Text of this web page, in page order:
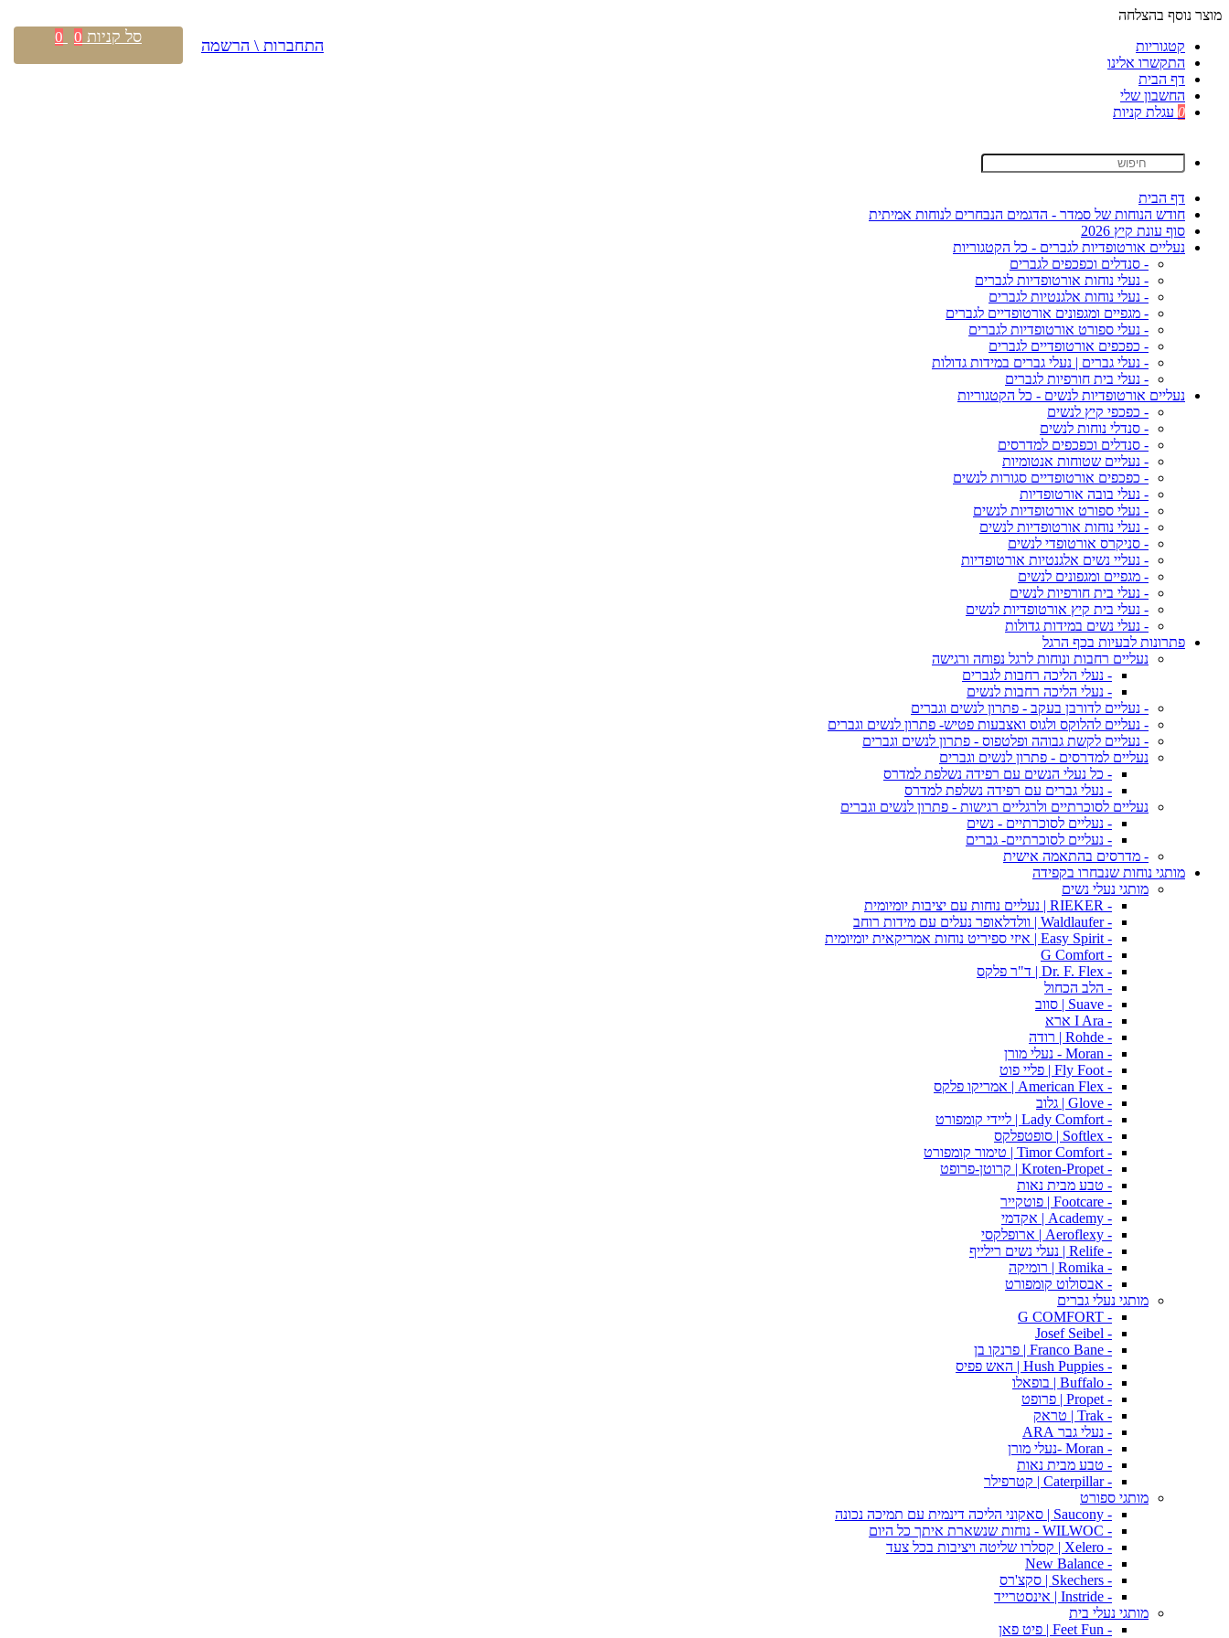
מוצר נוסף בהצלחה
קטגוריות
התקשרו אלינו
דף הבית
החשבון שלי
0 עגלת קניות
דף הבית
חודש הנוחות של סמדר - הדגמים הנבחרים לנוחות אמיתית
סוף עונת קיץ 2026
נעליים אורטופדיות לגברים - כל הקטגוריות
- סנדלים וכפכפים לגברים
- נעלי נוחות אורטופדיות לגברים
- נעלי נוחות אלגנטיות לגברים
- מגפיים ומגפונים אורטופדיים לגברים
- נעלי ספורט אורטופדיות לגברים
- כפכפים אורטופדיים לגברים
- נעלי גברים | נעלי גברים במידות גדולות
- נעלי בית חורפיות לגברים
נעליים אורטופדיות לנשים - כל הקטגוריות
- כפכפי קיץ לנשים
- סנדלי נוחות לנשים
- סנדלים וכפכפים למדרסים
- נעליים שטוחות אנטומיות
- כפכפים אורטופדיים סגורות לנשים
- נעלי בובה אורטופדיות
- נעלי ספורט אורטופדיות לנשים
- נעלי נוחות אורטופדיות לנשים
- סניקרס אורטופדי לנשים
- נעליי נשים אלגנטיות אורטופדיות
- מגפיים ומגפונים לנשים
- נעלי בית חורפיות לנשים
- נעלי בית קיץ אורטופדיות לנשים
- נעלי נשים במידות גדולות
פתרונות לבעיות בכף הרגל
נעליים רחבות ונוחות לרגל נפוחה ורגישה
- נעלי הליכה רחבות לגברים
- נעלי הליכה רחבות לנשים
- נעליים לדורבן בעקב - פתרון לנשים וגברים
- נעליים להלוקס ולגוס ואצבעות פטיש- פתרון לנשים וגברים
- נעליים לקשת גבוהה ופלטפוס - פתרון לנשים וגברים
נעליים למדרסים - פתרון לנשים וגברים
- כל נעלי הנשים עם רפידה נשלפת למדרס
- נעלי גברים עם רפידה נשלפת למדרס
נעליים לסוכרתיים ולרגליים רגישות - פתרון לנשים וגברים
- נעליים לסוכרתיים - נשים
- נעליים לסוכרתיים- גברים
- מדרסים בהתאמה אישית
מותגי נוחות שנבחרו בקפידה
מותגי נעלי נשים
- RIEKER | נעליים נוחות עם יציבות יומיומית
- Waldlaufer | וולדלאופר נעלים עם מידות רוחב
- Easy Spirit | איזי ספיריט נוחות אמריקאית יומיומית
- G Comfort
- Dr. F. Flex | ד"ר פלקס
- הלב הכחול
- Suave | סווב
- I Ara ארא
- Rohde | רודה
- Moran - נעלי מורן
- Fly Foot | פליי פוט
- American Flex | אמריקו פלקס
- Glove | גלוב
- Lady Comfort | ליידי קומפורט
- Softlex | סופטפלקס
- Timor Comfort | טימור קומפורט
- Kroten-Propet | קרוטן-פרופט
- טבע מבית נאות
- Footcare | פוטקייר
- Academy | אקדמי
- Aeroflexy | ארופלקסי
- Relife | נעלי נשים רילייף
- Romika | רומיקה
- אבסולוט קומפורט
מותגי נעלי גברים
- G COMFORT
- Josef Seibel
- Franco Bane | פרנקו בן
- Hush Puppies | האש פפיס
- Buffalo | בופאלו
- Propet | פרופט
- Trak | טראק
- נעלי גבר ARA
- Moran -נעלי מורן
- טבע מבית נאות
- Caterpillar | קטרפילר
מותגי ספורט
- Saucony | סאקוני הליכה דינמית עם תמיכה נכונה
- WILWOC - נוחות שנשארת איתך כל היום
- Xelero | קסלרו שליטה ויציבות בכל צעד
- New Balance
- Skechers | סקצ'רס
- Instride | אינסטרייד
מותגי נעלי בית
- Feet Fun | פיט פאן
התחברות \ הרשמה סל קניות 0
0